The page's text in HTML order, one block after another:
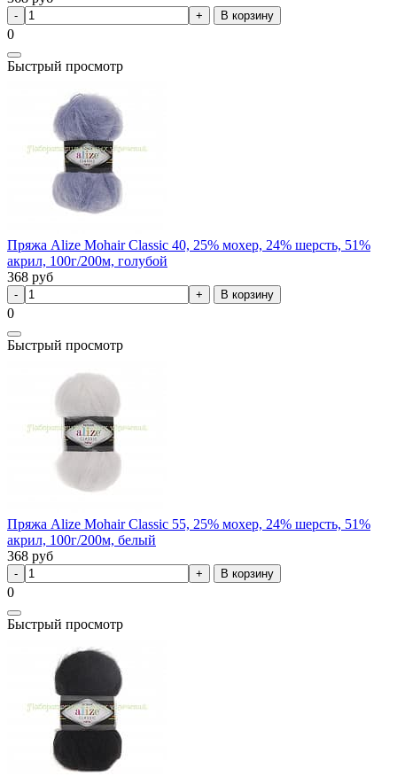
В корзину
0
Быстрый просмотр
Пряжа Alize Mohair Classic 40, 25% мохер, 24% шерсть, 51%
акрил, 100г/200м, голубой
368 руб
В корзину
0
Быстрый просмотр
Пряжа Alize Mohair Classic 55, 25% мохер, 24% шерсть, 51%
акрил, 100г/200м, белый
368 руб
В корзину
0
Быстрый просмотр